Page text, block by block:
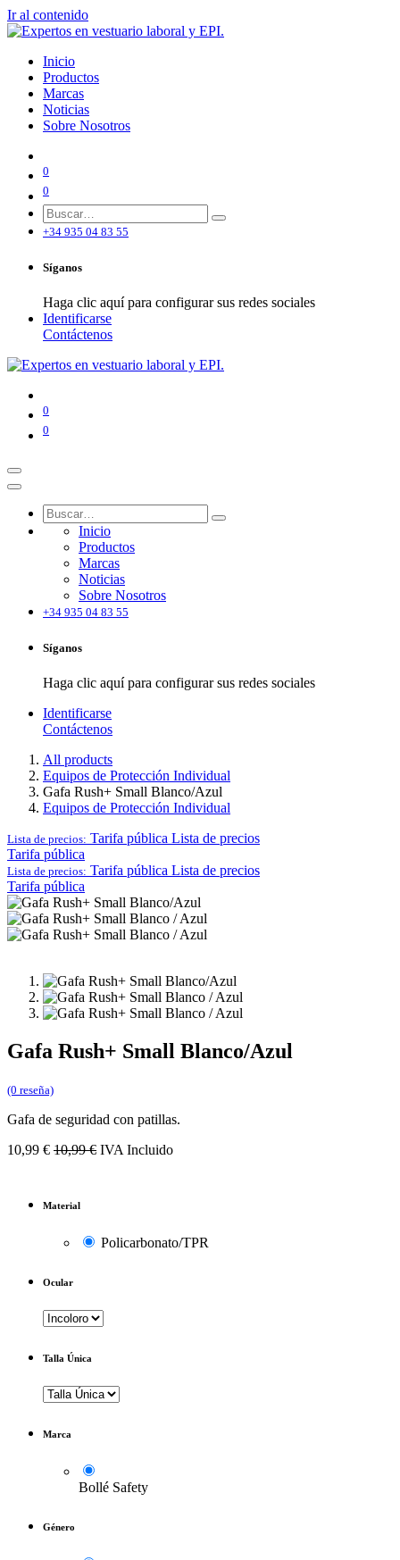
Ir al contenido
Inicio
Productos
Marcas
Noticias
Sobre Nosotros
0
0
+34 935 04 83 55
Síganos
Haga clic aquí para configurar sus redes sociales
Identificarse
Contáctenos
0
0
Inicio
Productos
Marcas
Noticias
Sobre Nosotros
+34 935 04 83 55
Síganos
Haga clic aquí para configurar sus redes sociales
Identificarse
Contáctenos
All products
Equipos de Protección Individual
Gafa Rush+ Small Blanco/Azul
Equipos de Protección Individual
Lista de precios: Tarifa pública Lista de precios
Tarifa pública
Lista de precios: Tarifa pública Lista de precios
Tarifa pública
Gafa Rush+ Small Blanco/Azul
(0 reseña)
Gafa de seguridad con patillas.
10,99 € 10,99€ IVA Incluido
Material
Policarbonato/TPR
Ocular
Talla Única
Marca
Bollé Safety
Género